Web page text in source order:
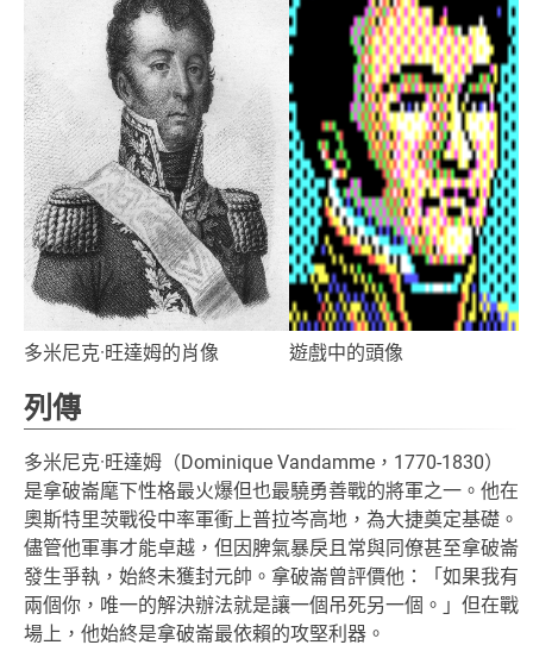
多米尼克·旺達姆的肖像 遊戲中的頭像
列傳
多米尼克·旺達姆（Dominique Vandamme，1770-1830）
是拿破崙麾下性格最火爆但也最驍勇善戰的將軍之一。他在
奧斯特里茨戰役中率軍衝上普拉岑高地，為大捷奠定基礎。
儘管他軍事才能卓越，但因脾氣暴戾且常與同僚甚至拿破崙
發生爭執，始終未獲封元帥。拿破崙曾評價他：「如果我有
兩個你，唯一的解決辦法就是讓一個吊死另一個。」但在戰
場上，他始終是拿破崙最依賴的攻堅利器。